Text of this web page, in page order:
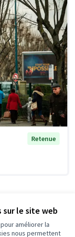
sur le site web
améliorer la
nous permettent
Retenue